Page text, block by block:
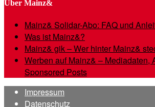
Über Mainz&
Mainz& Solidar-Abo: FAQ und
Was ist Mainz&?
Mainz& gik – Wer hinter Mainz&
Werben auf Mainz& – Mediadaten,
Sponsored Posts
Impressum
Datenschutz